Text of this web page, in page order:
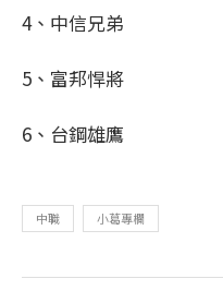
4、中信兄弟
5、富邦悍將
6、台鋼雄鷹
中職 小葛專欄